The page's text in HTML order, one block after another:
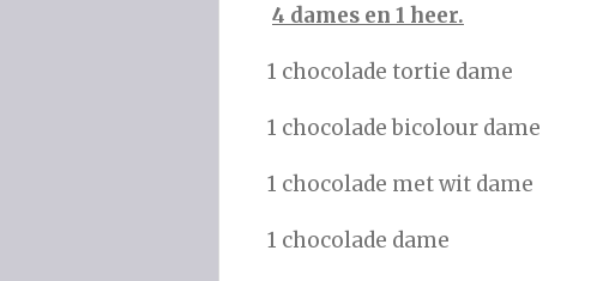
4 dames en 1 heer.
1 chocolade tortie dame
1 chocolade bicolour dame
1 chocolade met wit dame
1 chocolade dame